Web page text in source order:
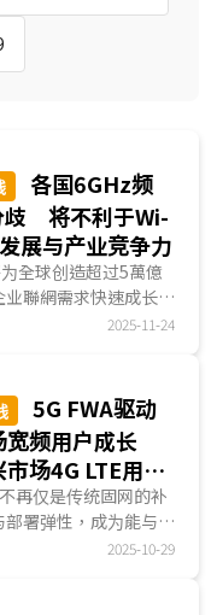
各国6GHz频
歧 将不利于Wi-
展与产业竞争力
全球创造超过5萬億
聯網需求快速成长，
混合协作模式与多样
而6GHz频谱资源的
景应用的主要數據传
进与在全球Wi-Fi产业
2025-11-24
5G FWA驱动
宽频用户成长
场4G LTE用户
再仅是传统固网的补
署弹性，成为能与光
5G FWA市场...2025-10-29